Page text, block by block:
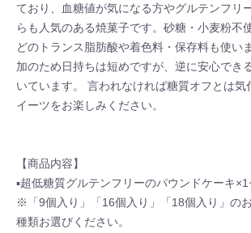
ており、血糖値が気になる方やグルテンフリ
らも人気のある焼菓子です。砂糖・小麦粉不
どのトランス脂肪酸や着色料・保存料も使い
加のため日持ちは短めですが、逆に安心でき
いています。 言われなければ糖質オフとは気
イーツをお楽しみください。
【商品内容】
▪超低糖質グルテンフリーのパウンドケーキ×1
※「9個入り」「16個入り」「18個入り」の
種類お選びください。